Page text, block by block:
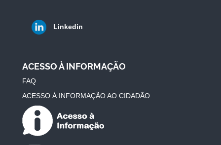
Linkedin
ACESSO À INFORMAÇÃO
FAQ
ACESSO À INFORMAÇÃO AO CIDADÃO